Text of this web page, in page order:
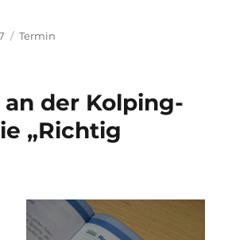
Kategorien
Termin
an der Kolping-
„Richtig